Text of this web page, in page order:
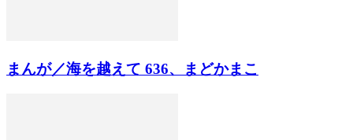
まんが／海を越えて 636、まどかまこ